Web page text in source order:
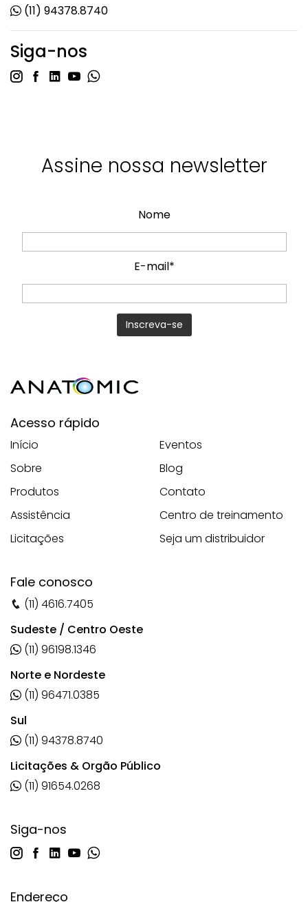
(11) 94378.8740
Siga-nos
Assine nossa newsletter
Nome
E-mail*
Acesso rápido
Início
Sobre
Produtos
Assistência
Licitações
Eventos
Blog
Contato
Centro de treinamento
Seja um distribuidor
Fale conosco
(11) 4616.7405
Sudeste / Centro Oeste
(11) 96198.1346
Norte e Nordeste
(11) 96471.0385
Sul
(11) 94378.8740
Licitações & Orgão Público
(11) 91654.0268
Siga-nos
Endereço